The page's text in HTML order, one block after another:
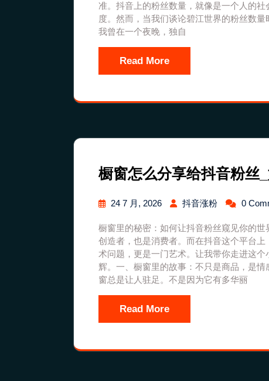
准。抖音上的粉丝数量，就像是一个人的
度。然而，当我们谈论碧江世界的粉丝数
我曾在一个夜晚，独自
Read More
橱窗怎么分享给抖音粉丝
24 7 月, 2026 抖音涨粉 0
橱窗里的秘密：如何让抖音粉丝窥见你的
创造者，也是消费者。而在抖音这个平台
术问题，更是一门艺术。让我带你走进这
辉。一、橱窗里的故事：不只是商品，是
窗总是让人驻足。不是因为它有多华丽
Read More